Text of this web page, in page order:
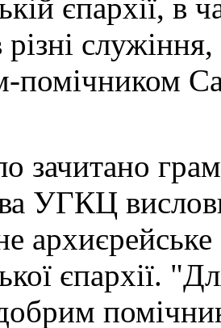
єпархії, в
різні
помічником
зачитано
УГКЦ
єпархії.